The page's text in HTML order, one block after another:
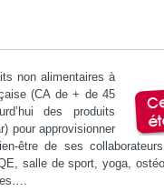
non alimentaires à
(CA de + de 45
des produits
pour approvisionner
être de ses
salle de sport, yoga,